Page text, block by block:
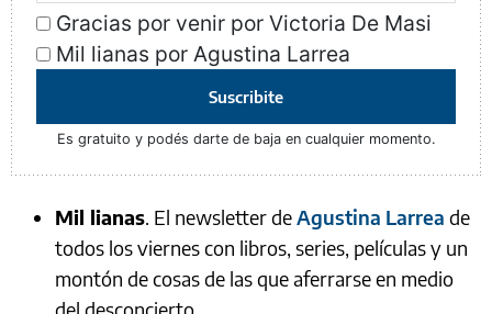
Gracias por venir por Victoria De Masi
Mil lianas por Agustina Larrea
Suscribite
Es gratuito y podés darte de baja en cualquier momento.
Mil lianas. El newsletter deAgustina Larrea de
todos los viernes con libros, series, películas y un
montón de cosas de las que aferrarse en medio